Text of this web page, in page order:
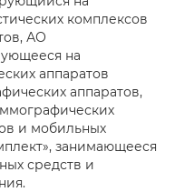
комплексов
АО
на
аппаратов
аппаратов,
и мобильных
занимающееся
средств и